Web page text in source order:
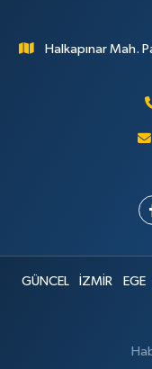
Halkapınar Mah.
GÜNCEL İZMİR EGE